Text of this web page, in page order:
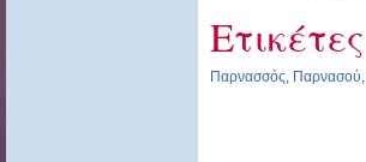
Ετικέτες
Παρνασσός, Παρνασού,